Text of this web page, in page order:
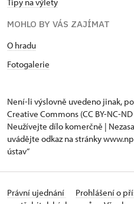
Tipy na výlety
MOHLO BY VÁS ZAJÍMAT
O hradu
Fotogalerie
Není-li výslovně uvedeno jinak,
Creative Commons (CC BY-NC-
Neužívejte dílo komerčně |
uvádějte odkaz na stránky
ústav“
Právní ujednání Prohlášení o